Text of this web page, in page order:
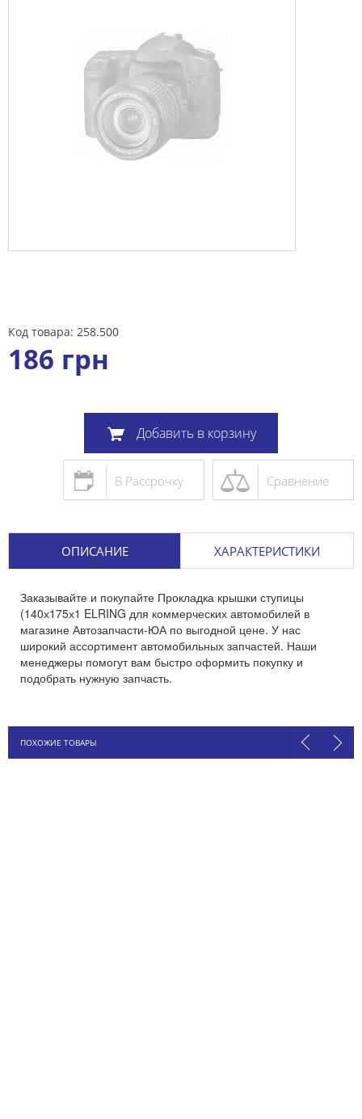
Код товара: 258.500
186 грн
Добавить в корзину
Сравнение
В Рассрочку
ОПИСАНИЕ ХАРАКТЕРИСТИКИ
Заказывайте и покупайте Прокладка крышки ступицы
(140х175х1 ELRING для коммерческих автомобилей в
магазине Автозапчасти-ЮА по выгодной цене. У нас
широкий ассортимент автомобильных запчастей. Наши
менеджеры помогут вам быстро оформить покупку и
подобрать нужную запчасть.
ПОХОЖИЕ ТОВАРЫ